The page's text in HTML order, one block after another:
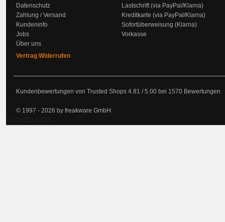
Datenschutz
Zahlung / Versand
Kundeninfo
Jobs
Über uns
Vertrag Widerrufen
Lastschrift (via PayPal/Klarna)
Kreditkarte (via PayPal/Klarna)
Sofortüberweisung (Klarna)
Vorkasse
Kundenbewertungen von Trusted Shops 4.81 /5.00 bei 1570 Bewertungen
© 1997 - 2026 by freakware GmbH